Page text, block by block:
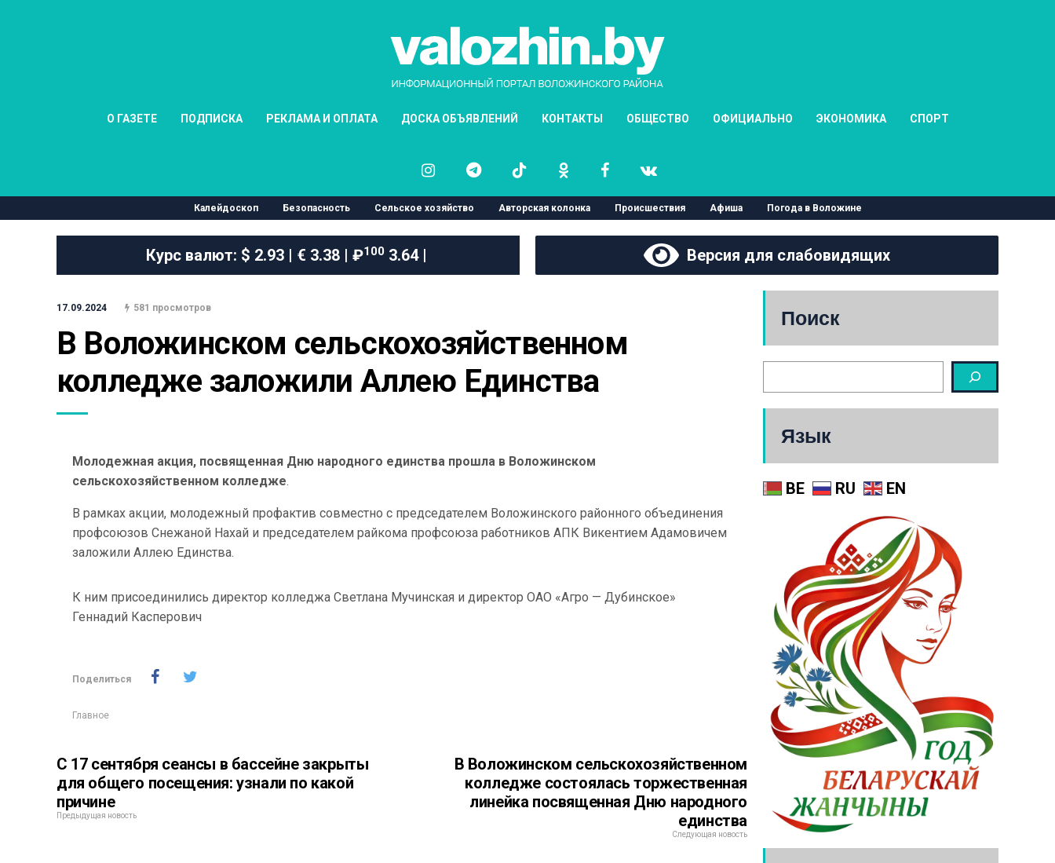
О ГАЗЕТЕ ПОДПИСКА РЕКЛАМА И ОПЛАТА ДОСКА ОБЪЯВЛЕНИЙ КОНТАКТЫ ОБЩЕСТВО ОФИЦИАЛЬНО ЭКОНОМИКА СПОРТ
Калейдоскоп Безопасность Сельское хозяйство Авторская колонка Происшествия Афиша Погода в Воложине
Курс валют: $ 2.93 | € 3.38 | ₽1003.64 | Версия для слабовидящих
17.09.2024 581 просмотров
В Воложинском сельскохозяйственном
колледже заложили Аллею Единства
Молодежная акция, посвященная Дню народного единства прошла в Воложинском
сельскохозяйственном колледже.
В рамках акции, молодежный профактив совместно с председателем Воложинского районного объединения
профсоюзов Снежаной Нахай и председателем райкома профсоюза работников АПК Викентием Адамовичем
заложили Аллею Единства.
К ним присоединились директор колледжа Светлана Мучинская и директор ОАО «Агро — Дубинское»
Геннадий Касперович
Поделиться
Главное
С 17 сентября сеансы в бассейне закрыты
для общего посещения: узнали по какой
причине
Предыдущая новость
В Воложинском сельскохозяйственном
колледже состоялась торжественная
линейка посвященная Дню народного
единства
Следующая новость
Поиск
Язык
BE RU EN